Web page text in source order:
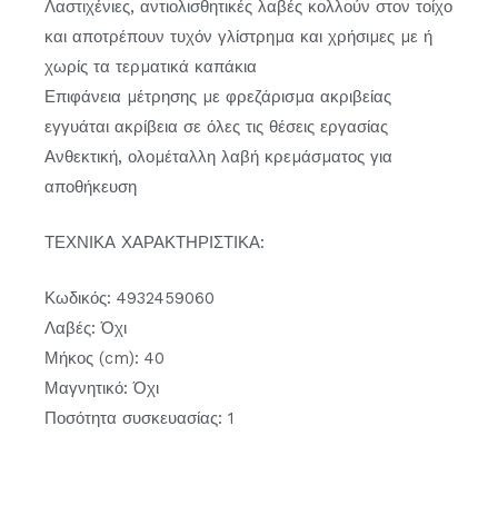
Λαστιχένιες, αντιολισθητικές λαβές κολλούν στον τοίχο
και αποτρέπουν τυχόν γλίστρηµα και χρήσιµες µε ή
χωρίς τα τερµατικά καπάκια
Επιφάνεια µέτρησης µε φρεζάρισµα ακριβείας
εγγυάται ακρίβεια σε όλες τις θέσεις εργασίας
Ανθεκτική, ολοµέταλλη λαβή κρεµάσµατος για
αποθήκευση
ΤΕΧΝΙΚΑ ΧΑΡΑΚΤΗΡΙΣΤΙΚΑ:
Κωδικός: 4932459060
Λαβές: Όχι
Μήκος (cm): 40
Μαγνητικό: Όχι
Ποσότητα συσκευασίας: 1